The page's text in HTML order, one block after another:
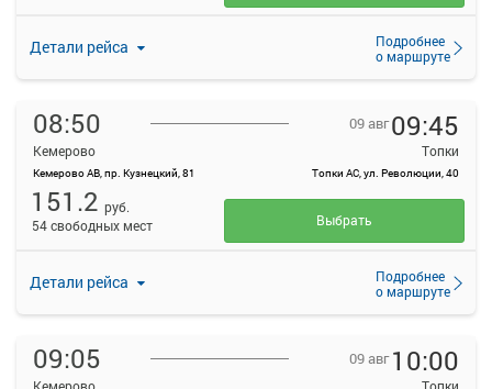
Детали рейса
Подробнее
о маршруте
08:50
Кемерово
Кемерово АВ, пр. Кузнецкий, 81
09 авг09:45
Топки
Топки АС, ул. Революции, 40
Детали рейса
Подробнее
о маршруте
151.2 руб.
54 свободных мест
Выбрать
09:05 09 авг 10:00